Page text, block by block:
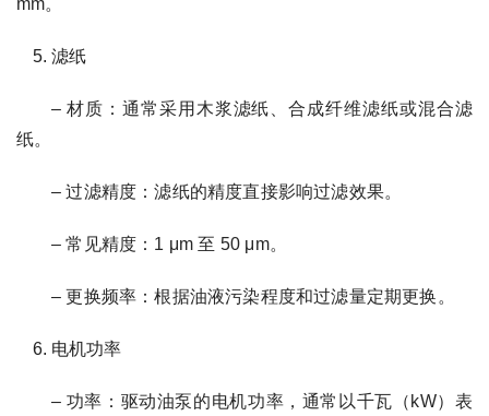
mm。
滤纸
– 材质：通常采用木浆滤纸、合成纤维滤纸或混合滤
纸。
– 过滤精度：滤纸的精度直接影响过滤效果。
– 常见精度：1 μm 至 50 μm。
– 更换频率：根据油液污染程度和过滤量定期更换。
电机功率
– 功率：驱动油泵的电机功率，通常以千瓦（kW）表